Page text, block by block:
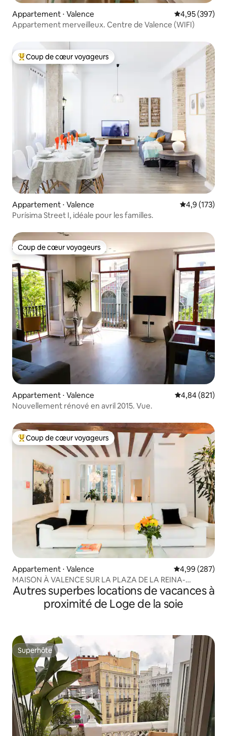
Appartement ⋅ Valence Évaluation
4,95 (397)
Appartement merveilleux. Centre de Valence (WIFI)
Coups de cœur voyageurs les plus appréciés
Coup de cœur voyageurs
Appartement ⋅ Valence Évaluation
4,9 (173)
Purísima Street I, idéale pour les familles.
Coup de cœur voyageurs
Coup de cœur voyageurs
Appartement ⋅ Valence Évaluation
4,84 (821)
Nouvellement rénové en avril 2015. Vue.
Coups de cœur voyageurs les plus appréciés
Coup de cœur voyageurs
Appartement ⋅ Valence Évaluation
4,99 (287)
MAISON À VALENCE SUR LA PLAZA DE LA REINA-
CATHÉDRALE
Autres superbes locations de vacances à
proximité de Loge de la soie
Superhôte
Superhôte